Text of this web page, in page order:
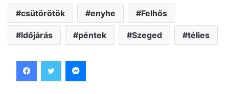
csütörötök enyhe Felhős
Időjárás péntek Szeged télies